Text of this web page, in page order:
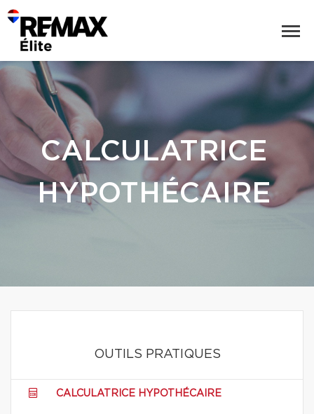
CALCULATRICE
HYPOTHÉCAIRE
OUTILS PRATIQUES
CALCULATRICE HYPOTHÉCAIRE